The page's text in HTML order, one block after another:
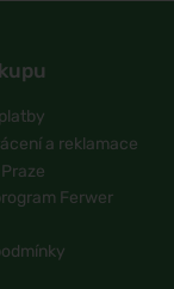
a reklamace
Ferwer